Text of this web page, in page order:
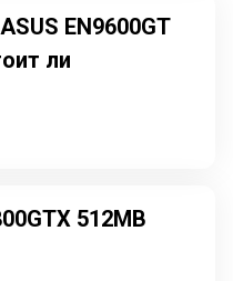
EN9600GT
ли
512MB